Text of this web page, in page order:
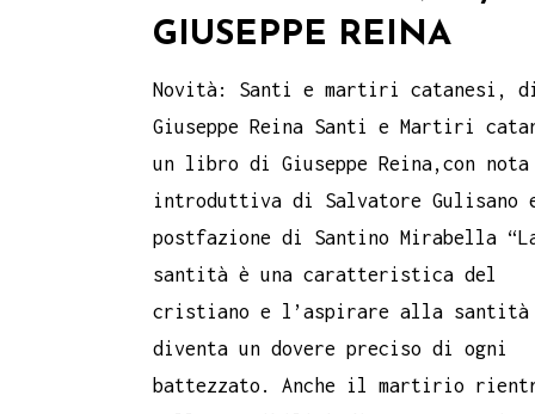
GIUSEPPE REINA
Novità: Santi e martiri catanesi,
Giuseppe Reina Santi e Martiri
un libro di Giuseppe Reina,con nota
introduttiva di Salvatore Gulisano
postfazione di Santino Mirabella
santità è una caratteristica del
cristiano e l’aspirare alla santità
diventa un dovere preciso di ogni
battezzato. Anche il martirio